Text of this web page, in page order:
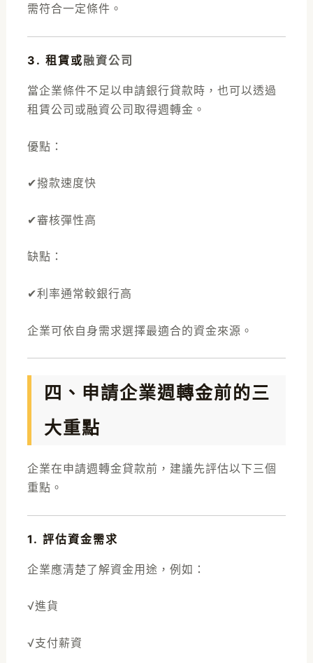
需符合一定條件。
3. 租賃或融資公司
當企業條件不足以申請銀行貸款時，也可以透過
租賃公司或融資公司取得週轉金。
優點：
✔撥款速度快
✔審核彈性高
缺點：
✔利率通常較銀行高
企業可依自身需求選擇最適合的資金來源。
四、申請企業週轉金前的三
大重點
企業在申請週轉金貸款前，建議先評估以下三個
重點。
1. 評估資金需求
企業應清楚了解資金用途，例如：
√進貨
√支付薪資